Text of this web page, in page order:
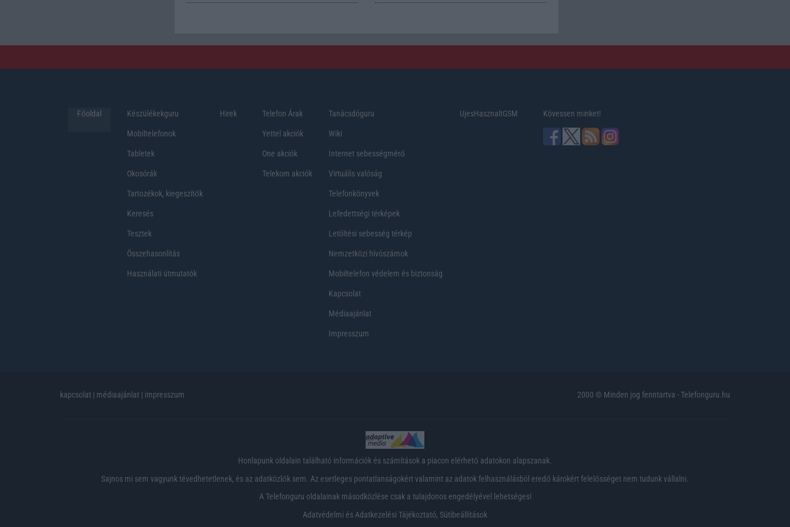
Főoldal Készülékekguru
Mobiltelefonok
Tabletek
Okosórák
Tartozékok, kiegeszítők
Keresés
Tesztek
Összehasonlítás
Használati útmutatók
Hirek Telefon Árak
Yettel akciók
One akciók
Telekom akciók
Tanácsdóguru
Wiki
Internet sebességmérő
Virtuális valóság
Telefonkönyvek
Lefedettségi térképek
Letöltési sebesség térkép
Nemzetközi hívószámok
Mobiltelefon védelem és biztonság
Kapcsolat
Médiaajánlat
Impresszum
UjesHasznaltGSM Kövessen minket!
kapcsolat | médiaajánlat | impresszum 2000 © Minden jog fenntartva - Telefonguru.hu
Honlapunk oldalain található információk és számítások a piacon elérhető adatokon alapszanak.
Sajnos mi sem vagyunk tévedhetetlenek, és az adatközlők sem. Az esetleges pontatlanságokért valamint az adatok felhasználásból eredő károkért felelősséget nem tudunk vállalni.
A Telefonguru oldalainak másodközlése csak a tulajdonos engedélyével lehetséges!
Adatvédelmi és Adatkezelési Tájékoztató, Sütibeállítások